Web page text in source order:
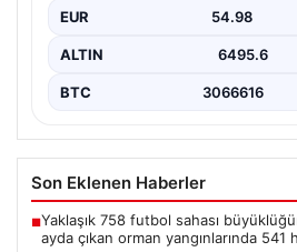
EUR 54.98
ALTIN 6495.6
BTC 3066616
Son Eklenen Haberler
■Yaklaşık 758 futbol sahası
ayda çıkan orman yangınlarında